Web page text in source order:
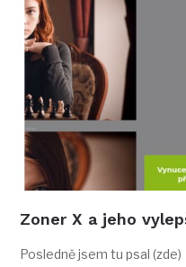
Zoner X a jeho
Posledně jsem tu psal